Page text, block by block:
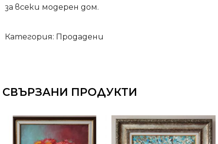
за всеки модерен дом.
Категория: Продадени
СВЪРЗАНИ ПРОДУКТИ